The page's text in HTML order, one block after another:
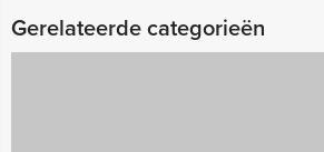
Gerelateerde categorieën